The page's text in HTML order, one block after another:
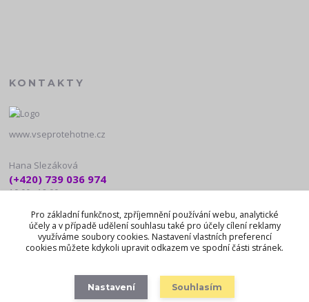
KONTAKTY
www.vseprotehotne.cz
Hana Slezáková
(+420) 739 036 974
10:00 - 18:00
noreply@vseprotehotne.cz
Pro základní funkčnost, zpříjemnění používání webu, analytické
účely a v případě udělení souhlasu také pro účely cílení reklamy
využíváme soubory cookies. Nastavení vlastních preferencí
cookies můžete kdykoli upravit odkazem ve spodní části stránek.
Nastavení Souhlasím